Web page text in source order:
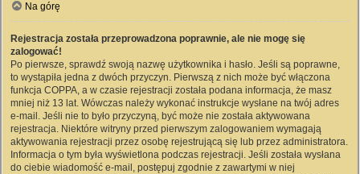
Na górę
Rejestracja została przeprowadzona poprawnie, ale nie mogę się
zalogować!
Po pierwsze, sprawdź swoją nazwę użytkownika i hasło. Jeśli są poprawne,
to wystąpiła jedna z dwóch przyczyn. Pierwszą z nich może być włączona
funkcja COPPA, a w czasie rejestracji została podana informacja, że masz
mniej niż 13 lat. Wówczas należy wykonać instrukcje wysłane na twój adres
e-mail. Jeśli nie to było przyczyną, być może nie została aktywowana
rejestracja. Niektóre witryny przed pierwszym zalogowaniem wymagają
aktywowania rejestracji przez osobę rejestrującą się lub przez administratora.
Informacja o tym była wyświetlona podczas rejestracji. Jeśli została wysłana
do ciebie wiadomość e-mail, postępuj zgodnie z zawartymi w niej